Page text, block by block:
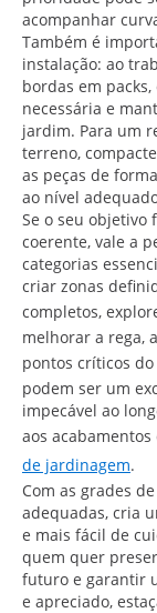
acompanhar
Também é
instalação: ao
bordas em
necessária e
jardim. Para um
terreno,
as peças de
ao nível
Se o seu objetivo
coerente, vale a
categorias
criar zonas
completos,
melhorar a rega,
pontos críticos
podem ser um
impecável ao
aos
de jardinagem.
Com as grades
adequadas, cria
e mais fácil de
quem quer
futuro e garantir
e apreciado,